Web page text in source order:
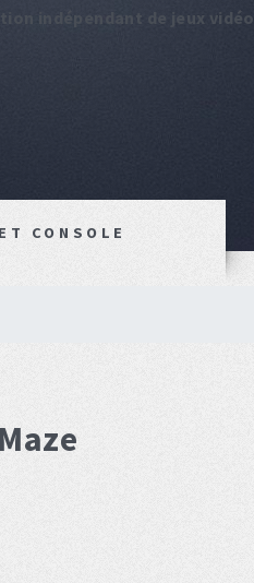
indépendant de jeux vidéo
CONSOLE